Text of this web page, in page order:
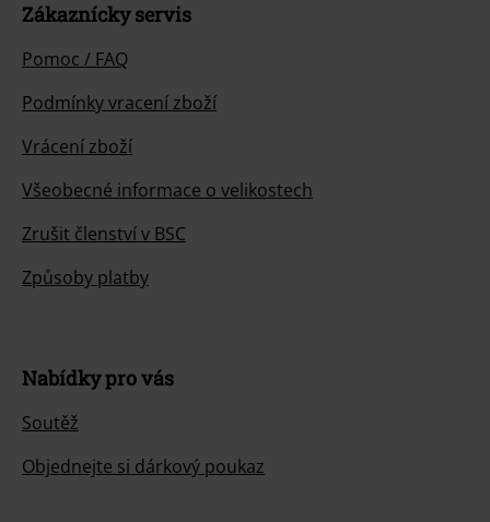
Zákaznícky servis
Pomoc / FAQ
Podmínky vracení zboží
Vrácení zboží
Všeobecné informace o velikostech
Zrušit členství v BSC
Způsoby platby
Nabídky pro vás
Soutěž
Objednejte si dárkový poukaz